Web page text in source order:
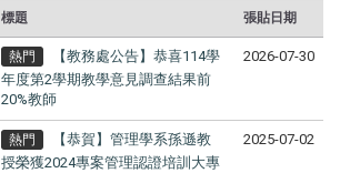
標題 張貼日期
熱門
【教務處公告】恭喜114學
年度第2學期教學意見調查結果前
20%教師
2026-07-30
熱門
【恭賀】管理學系孫遜教
授榮獲2024專案管理認證培訓大專
2025-07-02